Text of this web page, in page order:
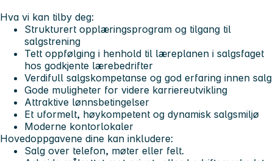
Hva vi kan tilby deg:
Strukturert opplæringsprogram og tilgang til
salgstrening
Tett oppfølging i henhold til læreplanen i salgsfaget
hos godkjente lærebedrifter
Verdifull salgskompetanse og god erfaring innen salg
Gode muligheter for videre karriereutvikling
Attraktive lønnsbetingelser
Et uformelt, høykompetent og dynamisk salgsmiljø
Moderne kontorlokaler
Hovedoppgavene dine kan inkludere:
Salg over telefon, møter eller felt.